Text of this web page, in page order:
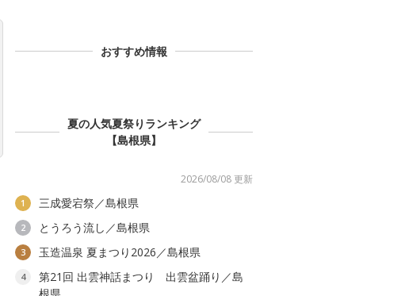
おすすめ情報
夏の人気夏祭りランキング
【島根県】
2026/08/08 更新
1 三成愛宕祭／島根県
2 とうろう流し／島根県
3 玉造温泉 夏まつり2026／島根県
4
第21回 出雲神話まつり 出雲盆踊り／島